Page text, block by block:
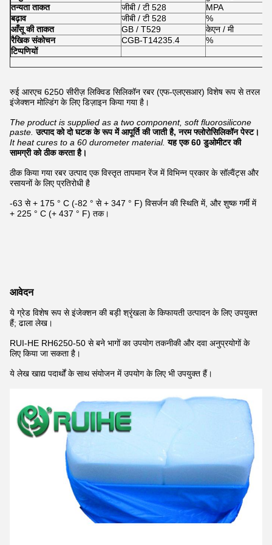
तन्यता ताकत
जीबी / टी 528 MPA
बढ़ाव
जीबी / टी 528 %
आँसू की ताकत
GB / T529 केएन / मी
रैखिक संकोचन
CGB-T14235.4 %
टिप्पणियों
रुई आरएच 6250 सीरीज़ लिक्विड सिलिकॉन रबर (एफ-एलएसआर) विशेष रूप से तरल
इंजेक्शन मोल्डिंग के लिए डिज़ाइन किया गया है।
The product is supplied as a two component, soft fluorosilicone
paste. उत्पाद को दो घटक के रूप में आपूर्ति की जाती है, नरम फ्लोरोसिलिकॉन पेस्ट।
It heat cures to a 60 durometer material. यह एक 60 डुओमीटर की
सामग्री को ठीक करता है।
ठीक किया गया रबर उत्पाद एक विस्तृत तापमान रेंज में विभिन्न प्रकार के सॉल्वैंट्स और
रसायनों के लिए प्रतिरोधी है
-63 से + 175 ° C (-82 ° से + 347 ° F) विसर्जन की स्थिति में, और शुष्क गर्मी में
+ 225 ° C (+ 437 ° F) तक।
आवेदन
ये ग्रेड विशेष रूप से इंजेक्शन की बड़ी श्रृंखला के किफायती उत्पादन के लिए उपयुक्त
हैं; ढाला लेख।
RUI-HE RH6250-50 से बने भागों का उपयोग तकनीकी और दवा अनुप्रयोगों के
लिए किया जा सकता है।
ये लेख खाद्य पदार्थों के साथ संयोजन में उपयोग के लिए भी उपयुक्त हैं।